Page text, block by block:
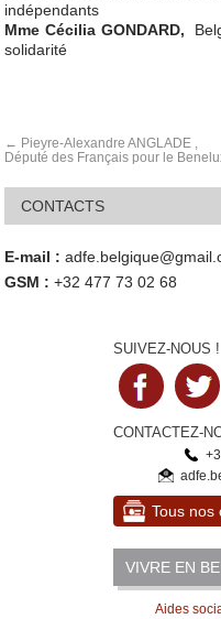
indépendants
Mme Cécilia GONDARD,
solidarité
Pieyre-Alexandre ANGLADE ,
Député des Français pour le
CONTACTS
E-mail :
GSM : +32 477 73 02 68
SUIVEZ-NOUS !
CONTACTEZ-
Tous nos
VIVRE EN
Aides